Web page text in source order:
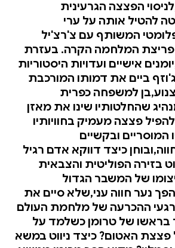
הפצצה הגרעינית
להטיל אותה על ערי
המשותף עם צ'רצ'יל
פריצת המלחמה הקרה. בעזרת
אישיים ועדויות היסטוריות
ביים את דמותו המורכבת
למשפחה כפרית
שהחלטותיו שינו את מאזן
פצצה מעמיק בחוויותיו
המוסריים ובקשיים
כיצד דווקא אדם רגיל
בזירה הפוליטית והצבאית
של המשבר הגדול
נער חווה עני,שלא סיים את
ההכרעה של מלחמת העולם
בראשו של טרומן כשלמד על
פצצת האטום? כיצד ניווט במשא